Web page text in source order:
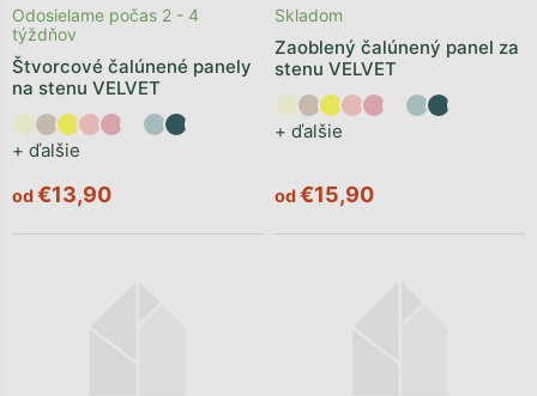
Štvorcové čalúnené panely
na stenu VELVET
+ ďalšie
Odosielame počas 2 - 4
týždňov
od€13,90
Zaoblený čalúnený panel za
stenu VELVET
+ ďalšie
Skladom
od€15,90